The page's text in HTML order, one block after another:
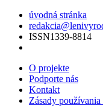
úvodná stránka
ISSN1339-8814
O projekte
Podporte nás
Kontakt
Zásady